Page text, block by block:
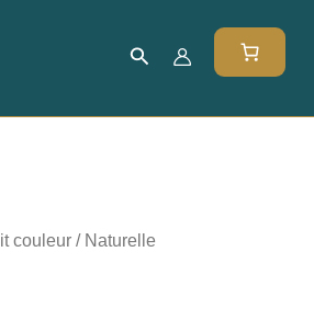
Rechercher
couleur / Naturelle